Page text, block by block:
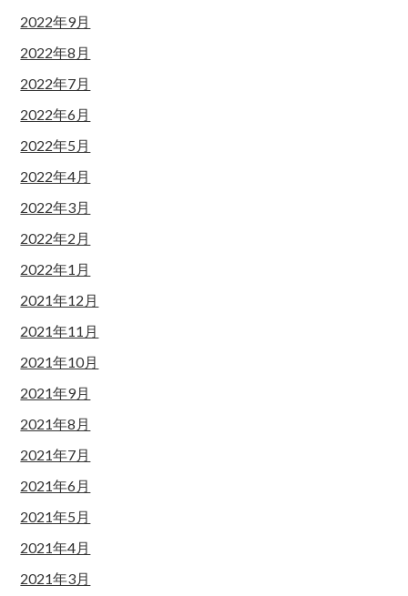
2022年9月
2022年8月
2022年7月
2022年6月
2022年5月
2022年4月
2022年3月
2022年2月
2022年1月
2021年12月
2021年11月
2021年10月
2021年9月
2021年8月
2021年7月
2021年6月
2021年5月
2021年4月
2021年3月